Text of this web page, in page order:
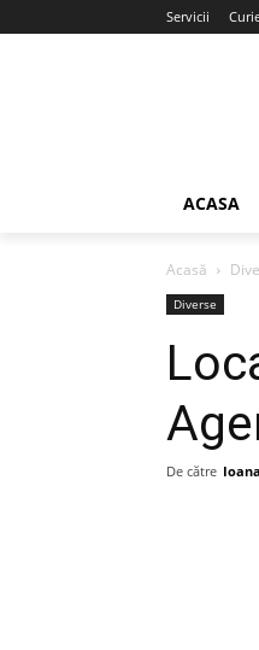
Servicii
ACASA
Acasă
Diverse
De către